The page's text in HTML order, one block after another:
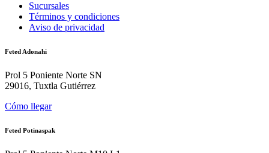
Sucursales
Términos y condiciones
Aviso de privacidad
Feted Adonahi
Prol 5 Poniente Norte SN
29016, Tuxtla Gutiérrez
Cómo llegar
Feted Potinaspak